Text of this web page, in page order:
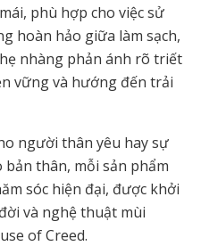
phù hợp cho việc sử
hoàn hảo giữa làm sạch,
nhàng phản ánh rõ triết
vững và hướng đến trải
người thân yêu hay sự
thân, mỗi sản phẩm
sóc hiện đại, được khởi
và nghệ thuật mùi
of Creed.